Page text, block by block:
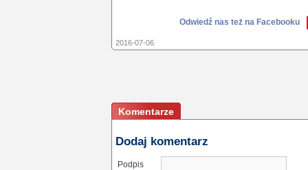
Odwiedź nas też na Facebooku
2016-07-06
Komentarze
Dodaj komentarz
Podpis